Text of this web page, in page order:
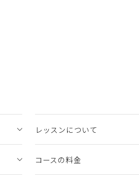
レッスンについて
コースの料金